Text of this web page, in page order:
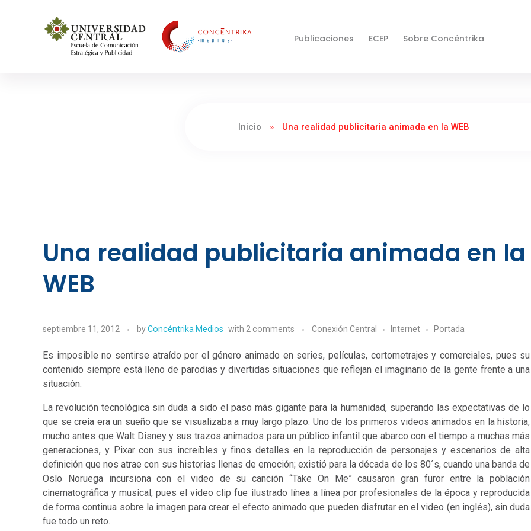
Publicaciones ECEP Sobre Concéntrika
Inicio » Una realidad publicitaria animada en la WEB
Una realidad publicitaria animada en la
WEB
septiembre 11, 2012 byConcéntrika Medios with 2 comments Conexión Central Internet Portada
Es imposible no sentirse atraído por el género animado en series, películas, cortometrajes y comerciales, pues su
contenido siempre está lleno de parodias y divertidas situaciones que reflejan el imaginario de la gente frente a una
situación.
La revolución tecnológica sin duda a sido el paso más gigante para la humanidad, superando las expectativas de lo
que se creía era un sueño que se visualizaba a muy largo plazo. Uno de los primeros videos animados en la historia,
mucho antes que Walt Disney y sus trazos animados para un público infantil que abarco con el tiempo a muchas más
generaciones, y Pixar con sus increíbles y finos detalles en la reproducción de personajes y escenarios de alta
definición que nos atrae con sus historias llenas de emoción; existió para la década de los 80´s, cuando una banda de
Oslo Noruega incursiona con el video de su canción “Take On Me” causaron gran furor entre la población
cinematográfica y musical, pues el video clip fue ilustrado línea a línea por profesionales de la época y reproducida
de forma continua sobre la imagen para crear el efecto animado que pueden disfrutar en el video (en inglés), sin duda
fue todo un reto.